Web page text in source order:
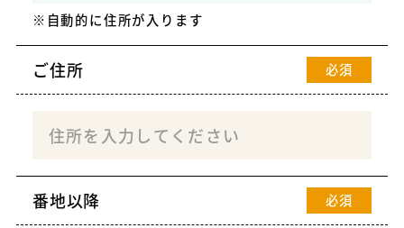
自動的に住所が入ります
ご住所 必須
番地以降 必須